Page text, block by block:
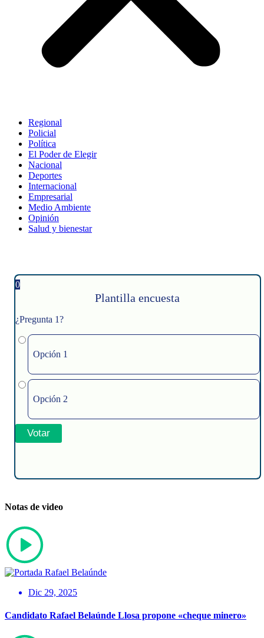
Regional
Policial
Política
El Poder de Elegir
Nacional
Deportes
Internacional
Empresarial
Medio Ambiente
Opinión
Salud y bienestar
0
Plantilla encuesta
¿Pregunta 1?
Opción 1
Opción 2
Notas de video
Dic 29, 2025
Candidato Rafael Belaúnde Llosa propone «cheque minero»